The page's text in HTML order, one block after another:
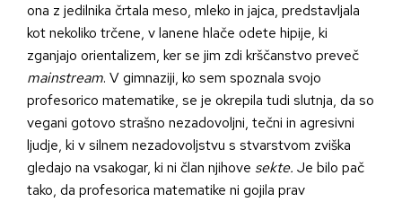
ona z jedilnika črtala meso, mleko in jajca, predstavljala
kot nekoliko trčene, v lanene hlače odete hipije, ki
zganjajo orientalizem, ker se jim zdi krščanstvo preveč
mainstream. V gimnaziji, ko sem spoznala svojo
profesorico matematike, se je okrepila tudi slutnja, da so
vegani gotovo strašno nezadovoljni, tečni in agresivni
ljudje, ki v silnem nezadovoljstvu s stvarstvom zviška
gledajo na vsakogar, ki ni član njihove sekte. Je bilo pač
tako, da profesorica matematike ni gojila prav